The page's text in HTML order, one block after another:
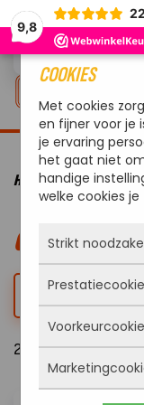
9,8
22
Overslaan en
HOME BBQ’S
GAS BBQ
FILTER
21 Resultaten
COOKIES
Met cookies
en fijner voor je
je ervaring
het gaat niet
handige
welke cookies
Strikt
Deze cookies
überhaupt
kunnen niet
ze alleen
inloggen, een
zo instellen
Met deze
bezocht
komen en
kunnen we
Deze cookies
Bijvoorbeeld